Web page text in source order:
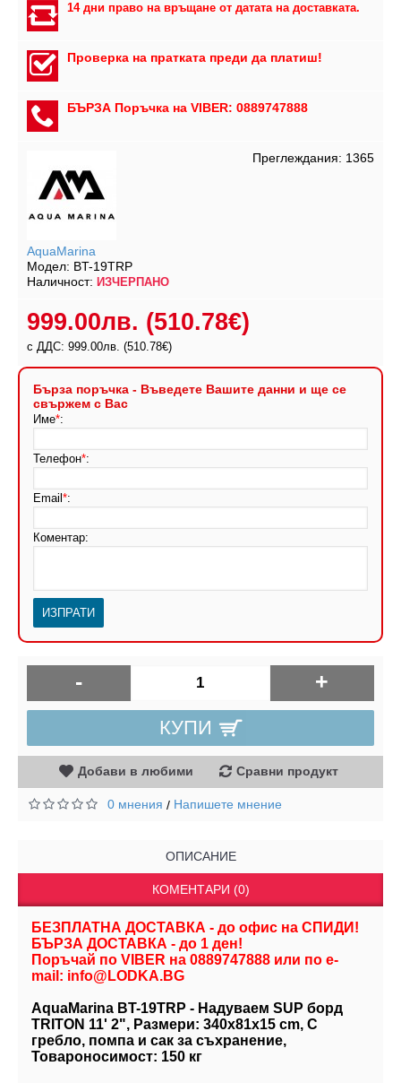
14 дни право на връщане от датата на доставката.
Проверка на пратката преди да платиш!
БЪРЗА Поръчка на VIBER: 0889747888
Преглеждания: 1365
AquaMarina
Модел: BT-19TRP
Наличност: ИЗЧЕРПАНО
999.00лв. (510.78€)
с ДДС: 999.00лв. (510.78€)
Бърза поръчка - Въведете Вашите данни и ще се
свържем с Вас
Име*:
Телефон*:
Email *:
Коментар:
- +
КУПИ
Добави в любими Сравни продукт
0 мнения / Напишете мнение
ОПИСАНИЕ
КОМЕНТАРИ (0)
БЕЗПЛАТНА ДОСТАВКА - до офис на СПИДИ!
БЪРЗА ДОСТАВКА - до 1 ден!
Поръчай по VIBER на 0889747888 или по e-
mail: info@LODKA.BG
AquaMarina BT-19TRP - Надуваем SUP борд
TRITON 11' 2", Размери: 340х81х15 cm, С
гребло, помпа и сак за съхранение,
Товароносимост: 150 кг